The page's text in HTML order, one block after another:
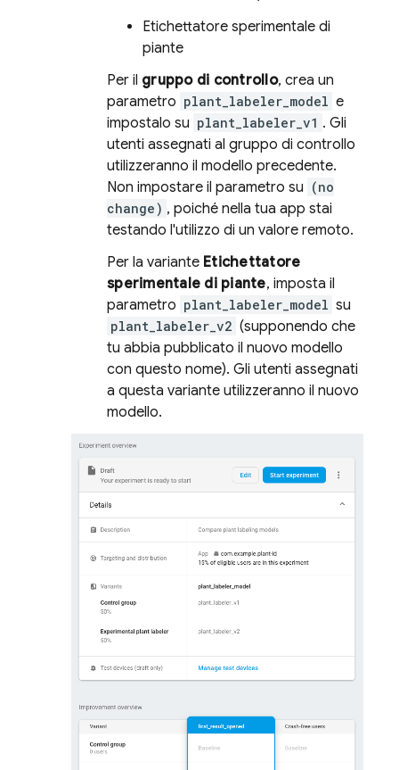
Etichettatore sperimentale di
piante
Per il gruppo di controllo, crea un
parametro plant_labeler_model e
impostalo su plant_labeler_v1 . Gli
utenti assegnati al gruppo di controllo
utilizzeranno il modello precedente.
Non impostare il parametro su (no
change) , poiché nella tua app stai
testando l'utilizzo di un valore remoto.
Per la variante Etichettatore
sperimentale di piante, imposta il
parametro plant_labeler_model su
plant_labeler_v2 (supponendo che
tu abbia pubblicato il nuovo modello
con questo nome). Gli utenti assegnati
a questa variante utilizzeranno il nuovo
modello.